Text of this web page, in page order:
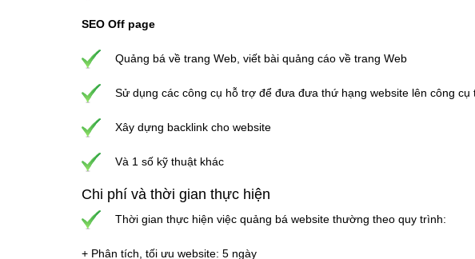
SEO Off page
Quảng bá về trang Web, viết bài quảng cáo về trang Web
Sử dụng các công cụ hỗ trợ để đưa đưa thứ hạng website lên công cụ
Xây dựng backlink cho website
Và 1 số kỹ thuật khác
Chi phí và thời gian thực hiện
Thời gian thực hiện việc quảng bá website thường theo quy trình:
+ Phân tích, tối ưu website: 5 ngày